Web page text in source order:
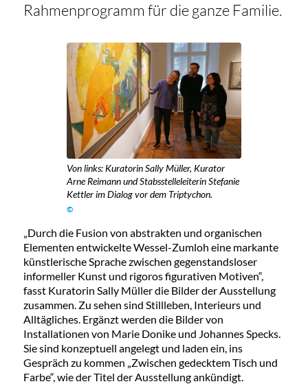
Rahmenprogramm für die ganze Familie.
Von links: Kuratorin Sally Müller, Kurator
Arne Reimann und Stabsstelleleiterin Stefanie
Kettler im Dialog vor dem Triptychon.
©
„Durch die Fusion von abstrakten und organischen
Elementen entwickelte Wessel-Zumloh eine markante
künstlerische Sprache zwischen gegenstandsloser
informeller Kunst und rigoros figurativen Motiven“,
fasst Kuratorin Sally Müller die Bilder der Ausstellung
zusammen. Zu sehen sind Stillleben, Interieurs und
Alltägliches. Ergänzt werden die Bilder von
Installationen von Marie Donike und Johannes Specks.
Sie sind konzeptuell angelegt und laden ein, ins
Gespräch zu kommen „Zwischen gedecktem Tisch und
Farbe“, wie der Titel der Ausstellung ankündigt.